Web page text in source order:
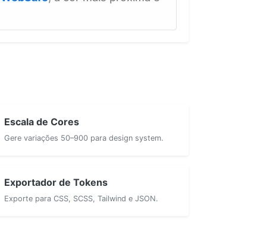
Escala de Cores
Gere variações 50–900 para design system.
Exportador de Tokens
Exporte para CSS, SCSS, Tailwind e JSON.